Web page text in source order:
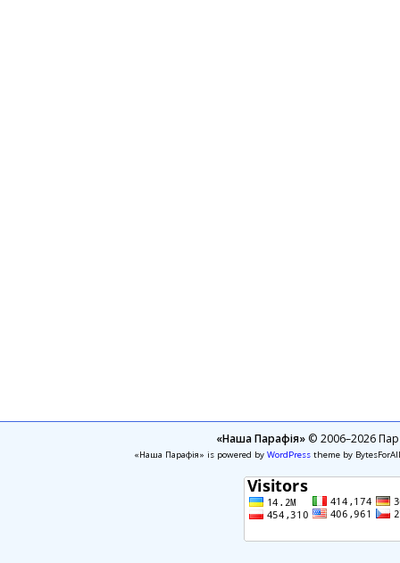
«Наша Парафія»© 2006–2026
«Наша Парафія» is powered by WordPresstheme by